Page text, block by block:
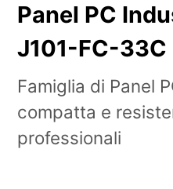
Panel PC
J101-FC-33C
Famiglia di Panel
compatta e
professionali